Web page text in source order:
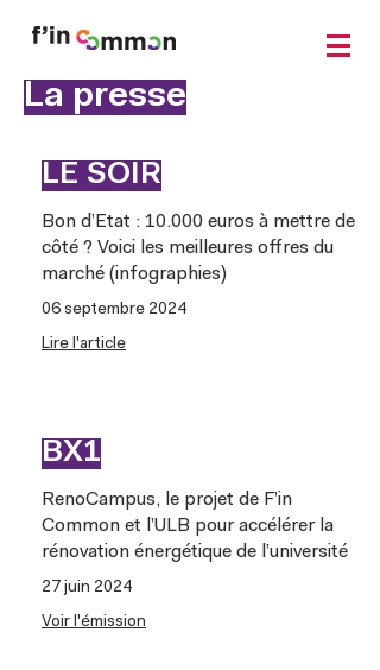
La presse
LE SOIR
Bon d’Etat : 10.000 euros à mettre de
côté ? Voici les meilleures offres du
marché (infographies)
06 septembre 2024
Lire l'article
BX1
RenoCampus, le projet de F’in
Common et l’ULB pour accélérer la
rénovation énergétique de l’université
27 juin 2024
Voir l'émission